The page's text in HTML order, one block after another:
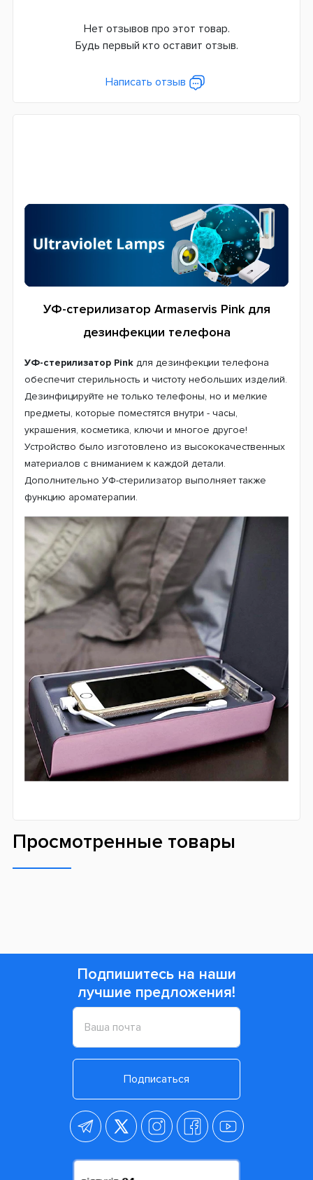
Нет отзывов про этот товар.
Будь первый кто оставит отзыв.
Написать отзыв
УФ-стерилизатор Armaservis Pinkдля
дезинфекции телефона
УФ-стерилизатор Pink для дезинфекции телефона
обеспечит стерильность и чистоту небольших изделий.
Дезинфицируйте не только телефоны, но и мелкие
предметы, которые поместятся внутри - часы,
украшения, косметика, ключи и многое другое!
Устройство было изготовлено из высококачественных
материалов с вниманием к каждой детали.
Дополнительно УФ-стерилизатор выполняет также
функцию ароматерапии.
Просмотренные товары
Подпишитесь на наши
лучшие предложения!
Подписаться